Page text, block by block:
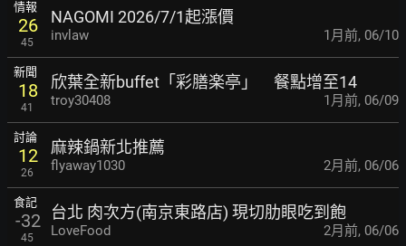
情報
26
45
NAGOMI 2026/7/1起漲價
invlaw 1月前, 06/10
新聞
18
41
欣葉全新buffet「彩膳楽亭」 餐點增至14
troy30408 1月前, 06/09
討論
12
26
麻辣鍋新北推薦
flyaway1030 2月前, 06/06
食記
-32
45
台北 肉次方(南京東路店) 現切肋眼吃到飽
LoveFood 2月前, 06/06